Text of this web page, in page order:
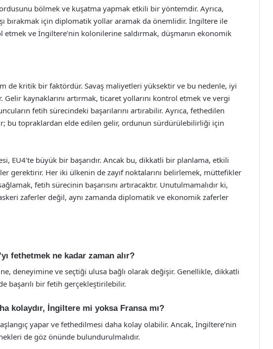
bölmek ve kuşatma yapmak etkili bir yöntemdir. Ayrıca,
bırakmak için diplomatik yollar aramak da önemlidir. İngiltere ile
etmek ve İngiltere’nin kolonilerine saldırmak, düşmanın ekonomik
de kritik bir faktördür. Savaş maliyetleri yüksektir ve bu nedenle, iyi
kaynaklarını artırmak, ticaret yollarını kontrol etmek ve vergi
fetih sürecindeki başarılarını artırabilir. Ayrıca, fethedilen
bu topraklardan elde edilen gelir, ordunun sürdürülebilirliği için
EU4’te büyük bir başarıdır. Ancak bu, dikkatli bir planlama, etkili
gerektirir. Her iki ülkenin de zayıf noktalarını belirlemek, müttefikler
fetih sürecinin başarısını artıracaktır. Unutulmamalıdır ki,
zaferler değil, aynı zamanda diplomatik ve ekonomik zaferler
fethetmek ne kadar zaman alır?
deneyimine ve seçtiği ulusa bağlı olarak değişir. Genellikle, dikkatli
başarılı bir fetih gerçekleştirilebilir.
kolaydır, İngiltere mi yoksa Fransa mı?
yapar ve fethedilmesi daha kolay olabilir. Ancak, İngiltere’nin
de göz önünde bulundurulmalıdır.